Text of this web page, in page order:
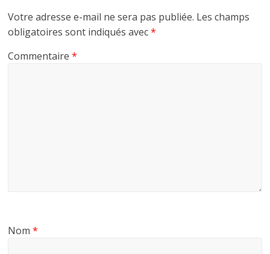
Votre adresse e-mail ne sera pas publiée. Les champs
obligatoires sont indiqués avec*
Commentaire*
Nom*